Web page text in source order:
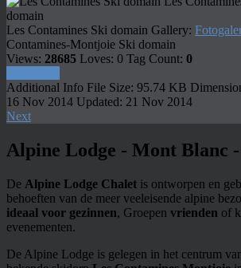
domain
Les Contamines Ski domain Gallery:
Contamines-Montjoie Ski domain
Views: 28685 Loves: 0 Tag Count: 0
Additional Info File Size: 95.74 KB
16 Nov 2014 Updated: 21 Nov 2014
Next
Alpine Lodge - Mont Blanc
De Alpine Lodge Chalet is ontworpen en
behoeften van de meer veeleisende alpine
ideaal voor gezinnen, Groepen vrienden of
evenementen.
De Alpine Lodge is gelegen in het centrum